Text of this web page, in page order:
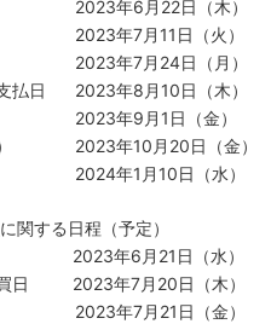
年6 月 22日（木）
年7月 11 日（火）
年7月 24日（月）
払日
2023年8 月 10日（木）
年9 月 1 日（金）
2023年10 月 20日（金）
年1 月 10日（水）
関する日程（予定）
年6 月 21 日（水）
日
2023年7月 20日（木）
年7月 21 日（金）